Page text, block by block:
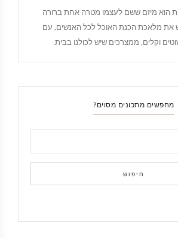
הוא מיזם ששם לעצמו מטרה אחת ברורה
את מלאכת הכנת האוכל לכל האנשים, עם
וקלים, ממצרכים שיש לכולנו בבית.
מחפשים מתכונים מסוים?
חיפוש